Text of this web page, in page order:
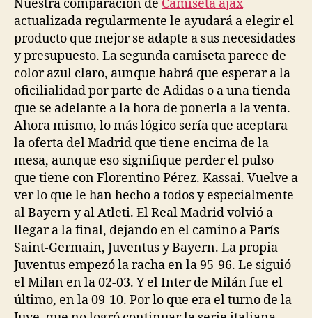
Nuestra comparación de Camiseta ajax
actualizada regularmente le ayudará a elegir el
producto que mejor se adapte a sus necesidades
y presupuesto. La segunda camiseta parece de
color azul claro, aunque habrá que esperar a la
oficilialidad por parte de Adidas o a una tienda
que se adelante a la hora de ponerla a la venta.
Ahora mismo, lo más lógico sería que aceptara
la oferta del Madrid que tiene encima de la
mesa, aunque eso signifique perder el pulso
que tiene con Florentino Pérez. Kassai. Vuelve a
ver lo que le han hecho a todos y especialmente
al Bayern y al Atleti. El Real Madrid volvió a
llegar a la final, dejando en el camino a París
Saint-Germain, Juventus y Bayern. La propia
Juventus empezó la racha en la 95-96. Le siguió
el Milan en la 02-03. Y el Inter de Milán fue el
último, en la 09-10. Por lo que era el turno de la